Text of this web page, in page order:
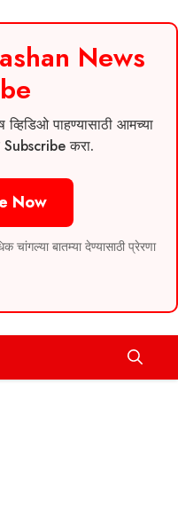
News
पाहण्यासाठी आमच्या
करा.
Now
बातम्या देण्यासाठी प्रेरणा